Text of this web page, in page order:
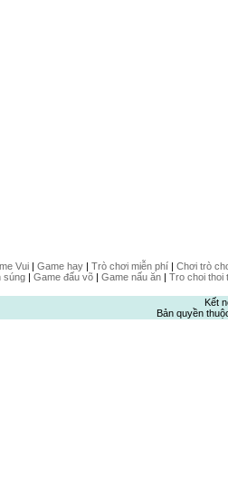
Vui| Game hay| Trò chơi miễn phí| Chơi trò
súng| Game đấu võ| Game nấu ăn| Tro choi thoi
Kết
Bản quyền